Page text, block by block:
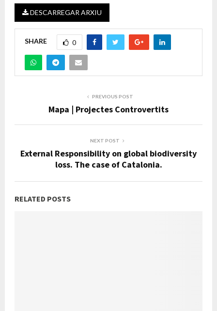
DESCARREGAR ARXIU
SHARE 0
PREVIOUS POST
Mapa | Projectes Controvertits
NEXT POST
External Responsibility on global biodiversity
loss. The case of Catalonia.
RELATED POSTS